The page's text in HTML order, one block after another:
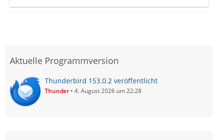
Aktuelle Programmversion
Thunderbird 153.0.2 veröffentlicht
Thunder 4. August 2026 um 22:28